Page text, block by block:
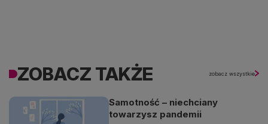
ZOBACZ TAKŻE zobacz wszystkie
Samotność – niechciany
towarzysz pandemii